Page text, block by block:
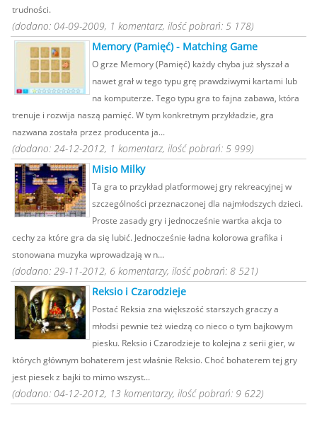
trudności.
(dodano: 04-09-2009, 1 komentarz, ilość pobrań: 5 178)
Memory (Pamięć) - Matching Game
O grze Memory (Pamięć) każdy chyba już słyszał a
nawet grał w tego typu grę prawdziwymi kartami lub
na komputerze. Tego typu gra to fajna zabawa, która
trenuje i rozwija naszą pamięć. W tym konkretnym przykładzie, gra
nazwana została przez producenta ja...
(dodano: 24-12-2012, 1 komentarz, ilość pobrań: 5 999)
Misio Milky
Ta gra to przykład platformowej gry rekreacyjnej w
szczególności przeznaczonej dla najmłodszych dzieci.
Proste zasady gry i jednocześnie wartka akcja to
cechy za które gra da się lubić. Jednocześnie ładna kolorowa grafika i
stonowana muzyka wprowadzają w n...
(dodano: 29-11-2012, 6 komentarzy, ilość pobrań: 8 521)
Reksio i Czarodzieje
Postać Reksia zna większość starszych graczy a
młodsi pewnie też wiedzą co nieco o tym bajkowym
piesku. Reksio i Czarodzieje to kolejna z serii gier, w
których głównym bohaterem jest właśnie Reksio. Choć bohaterem tej gry
jest piesek z bajki to mimo wszyst...
(dodano: 04-12-2012, 13 komentarzy, ilość pobrań: 9 622)